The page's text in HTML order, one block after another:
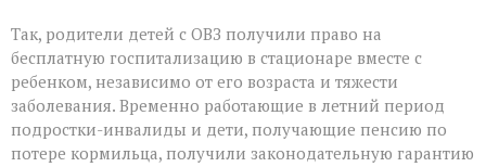
Так, родители детей с ОВЗ получили право на
бесплатную госпитализацию в стационаре вместе с
ребенком, независимо от его возраста и тяжести
заболевания. Временно работающие в летний период
подростки-инвалиды и дети, получающие пенсию по
потере кормильца, получили законодательную гарантию